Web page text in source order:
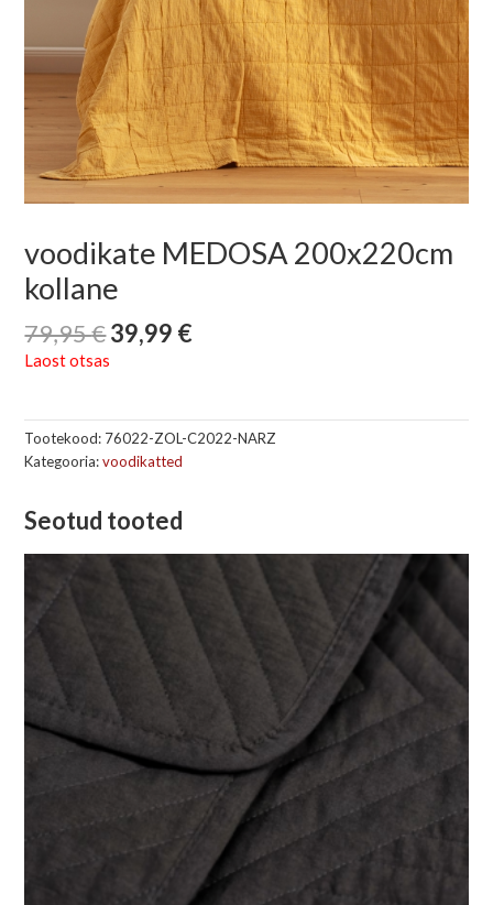
voodikate MEDOSA 200x220cm
kollane
79,95€39,99 €
Laost otsas
Tootekood: 76022-ZOL-C2022-NARZ
Kategooria:voodikatted
Seotud tooted
49,99 €.